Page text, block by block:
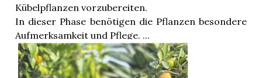
Kübelpflanzen vorzubereiten.
In dieser Phase benötigen die Pflanzen besondere
Aufmerksamkeit und Pflege. ...